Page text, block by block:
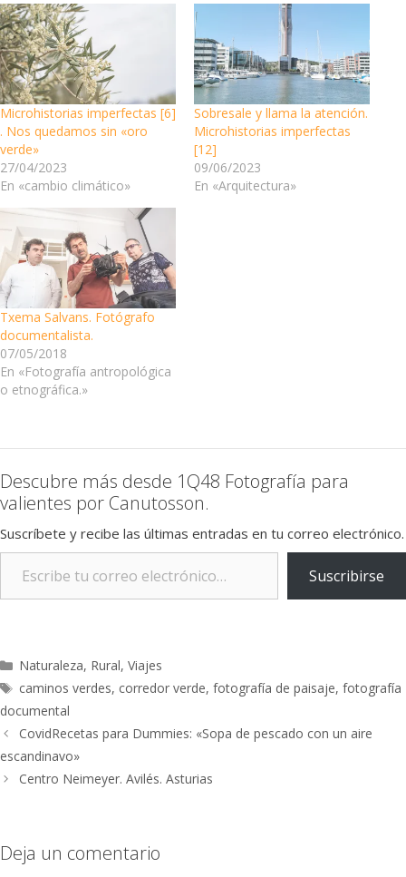
Microhistorias imperfectas [6]
. Nos quedamos sin «oro
verde»
27/04/2023
En «cambio climático»
Sobresale y llama la atención.
Microhistorias imperfectas
[12]
09/06/2023
En «Arquitectura»
Txema Salvans. Fotógrafo
documentalista.
07/05/2018
En «Fotografía antropológica
o etnográfica.»
Descubre más desde 1Q48 Fotografía para
valientes por Canutosson.
Suscríbete y recibe las últimas entradas en tu correo electrónico.
Suscribirse
Naturaleza, Rural,Viajes
caminos verdes, corredor verde,fotografía de paisaje,fotografía
documental
CovidRecetas para Dummies: «Sopa de pescado con un aire
escandinavo»
Centro Neimeyer. Avilés. Asturias
Deja un comentario